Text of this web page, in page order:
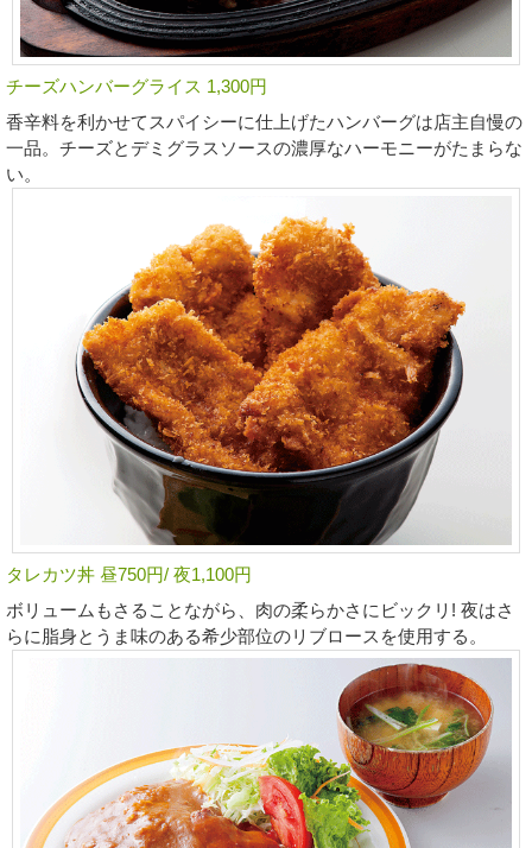
チーズハンバーグライス 1,300円
香辛料を利かせてスパイシーに仕上げたハンバーグは店主自慢の
一品。チーズとデミグラスソースの濃厚なハーモニーがたまらな
い。
タレカツ丼 昼750円/ 夜1,100円
ボリュームもさることながら、肉の柔らかさにビックリ! 夜はさ
らに脂身とうま味のある希少部位のリブロースを使用する。